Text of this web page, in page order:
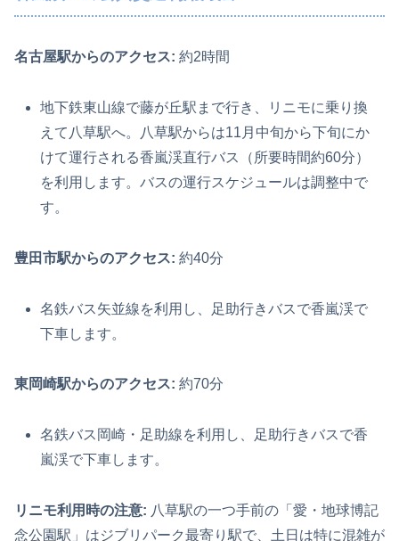
名古屋駅からのアクセス: 約2時間
地下鉄東山線で藤が丘駅まで行き、リニモに乗り換
えて八草駅へ。八草駅からは11月中旬から下旬にか
けて運行される香嵐渓直行バス（所要時間約60分）
を利用します。バスの運行スケジュールは調整中で
す。
豊田市駅からのアクセス: 約40分
名鉄バス矢並線を利用し、足助行きバスで香嵐渓で
下車します。
東岡崎駅からのアクセス: 約70分
名鉄バス岡崎・足助線を利用し、足助行きバスで香
嵐渓で下車します。
リニモ利用時の注意: 八草駅の一つ手前の「愛・地球博記
念公園駅」はジブリパーク最寄り駅で、土日は特に混雑が